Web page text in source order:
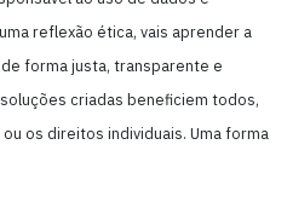
reflexão ética, vais aprender a
forma justa, transparente e
criadas beneficiem todos,
os direitos individuais. Uma forma